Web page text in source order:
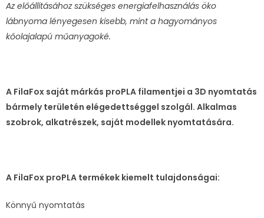
Az előállításához szükséges energiafelhasználás öko
lábnyoma lényegesen kisebb, mint a hagyományos
kőolajalapú műanyagoké.
A FilaFox saját márkás proPLA filamentjei a 3D nyomtatás
bármely területén elégedettséggel szolgál. Alkalmas
szobrok, alkatrészek, saját modellek nyomtatására.
A FilaFox proPLA termékek kiemelt tulajdonságai:
Könnyű nyomtatás